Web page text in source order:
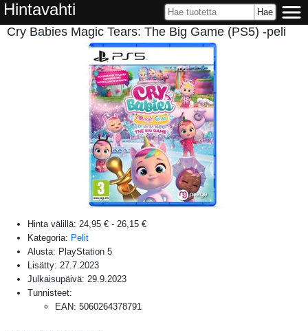
Hintavahti
Cry Babies Magic Tears: The Big Game (PS5) -peli
Hinta välillä: 24,95 € - 26,15 €
Kategoria: Pelit
Alusta: PlayStation 5
Lisätty: 27.7.2023
Julkaisupäivä: 29.9.2023
Tunnisteet:
EAN: 5060264378791